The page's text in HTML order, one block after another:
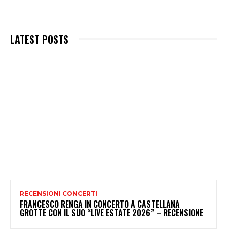
LATEST POSTS
RECENSIONI CONCERTI
FRANCESCO RENGA IN CONCERTO A CASTELLANA
GROTTE CON IL SUO “LIVE ESTATE 2026” – RECENSIONE